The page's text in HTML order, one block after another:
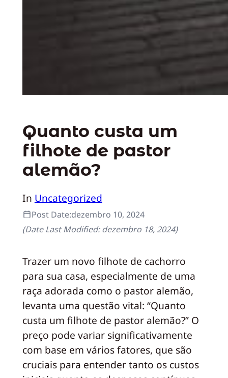
Quanto custa um
filhote de pastor
alemão?
In Uncategorized
Post Date:dezembro 10, 2024
(Date Last Modified:dezembro 18, 2024)
Trazer um novo filhote de cachorro
para sua casa, especialmente de uma
raça adorada como o pastor alemão,
levanta uma questão vital: “Quanto
custa um filhote de pastor alemão?” O
preço pode variar significativamente
com base em vários fatores, que são
cruciais para entender tanto os custos